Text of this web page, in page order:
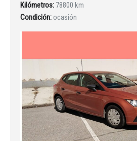
INICIAR SESIÓN
¿Ha olvidado la contraseña?
Kilómetros: 78800 km
Condición:ocasión